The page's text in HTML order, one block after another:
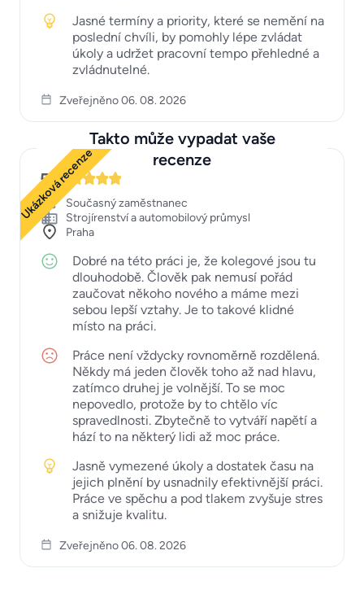
Jasné termíny a priority, které se nemění na
poslední chvíli, by pomohly lépe zvládat
úkoly a udržet pracovní tempo přehledné a
zvládnutelné.
Zveřejněno 06. 08. 2026
Takto může vypadat vaše
recenze
Ukázková recenze
5
Současný zaměstnanec
Strojírenství a automobilový průmysl
Praha
Dobré na této práci je, že kolegové jsou tu
dlouhodobě. Člověk pak nemusí pořád
zaučovat někoho nového a máme mezi
sebou lepší vztahy. Je to takové klidné
místo na práci.
Práce není vždycky rovnoměrně rozdělená.
Někdy má jeden člověk toho až nad hlavu,
zatímco druhej je volnější. To se moc
nepovedlo, protože by to chtělo víc
spravedlnosti. Zbytečně to vytváří napětí a
hází to na některý lidi až moc práce.
Jasně vymezené úkoly a dostatek času na
jejich plnění by usnadnily efektivnější práci.
Práce ve spěchu a pod tlakem zvyšuje stres
a snižuje kvalitu.
Zveřejněno 06. 08. 2026